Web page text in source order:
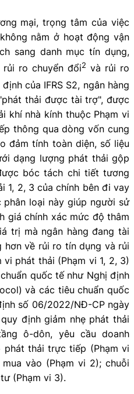
mại, trọng tâm của việc
nằm ở hoạt động vận
sang danh mục tín dụng,
ro chuyển đổi2 và rủi ro
của IFRS S2, ngân hàng
thải được tài trợ", được
khí nhà kính thuộc Phạm vi
thông qua dòng vốn cung
đảm tính toàn diện, số liệu
dạng lượng phát thải gộp
bóc tách chi tiết tương
1, 2, 3 của chính bên đi vay
phân loại này giúp người sử
giá chính xác mức độ thâm
trị mà ngân hàng đang tài
về rủi ro tín dụng và rủi
phát thải (Phạm vi 1, 2, 3)
quốc tế như Nghị định
và các tiêu chuẩn quốc
số 06/2022/NĐ-CP ngày
định giảm nhẹ phát thải
ô-dôn, yêu cầu doanh
phát thải trực tiếp (Phạm vi
vào (Phạm vi 2); chuỗi
(Phạm vi 3).